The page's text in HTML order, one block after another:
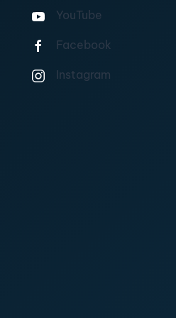
YouTube
Facebook
Instagram